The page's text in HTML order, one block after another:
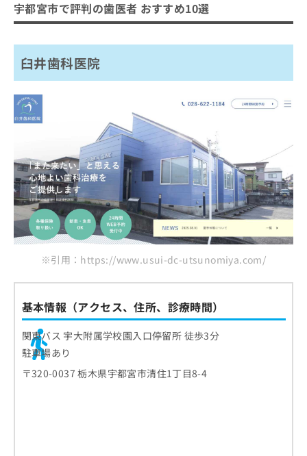
宇都宮市で評判の歯医者 おすすめ10選
臼井歯科医院
※引用：https://www.usui-dc-utsunomiya.com/
基本情報（アクセス、住所、診療時間）
関東バス 宇大附属学校園入口停留所 徒歩3分
駐車場あり
〒320-0037 栃木県宇都宮市清住1丁目8-4